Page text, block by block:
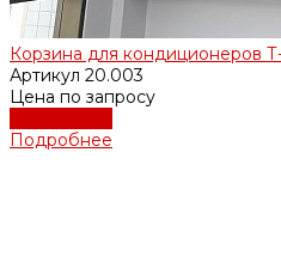
Корзина для кондиционеров
Артикул 20.003
Цена по запросу
Подробнее